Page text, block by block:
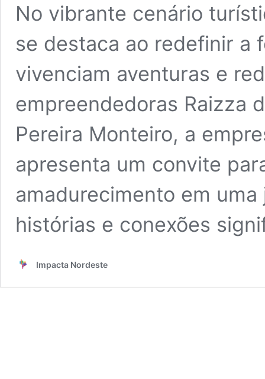
No vibrante cenário
se destaca ao redefinir a
vivenciam aventuras e
empreendedoras Raizza
Pereira Monteiro, a
apresenta um convite
amadurecimento em
histórias e conexões
Impacta Nordeste